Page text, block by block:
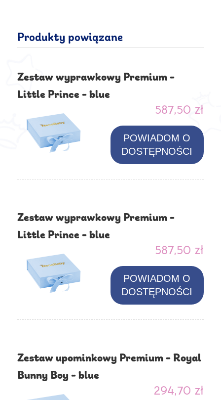
Produkty powiązane
Zestaw wyprawkowy Premium -
Little Prince - blue
587,50 zł
POWIADOM O
DOSTĘPNOŚCI
Zestaw wyprawkowy Premium -
Little Prince - blue
587,50 zł
POWIADOM O
DOSTĘPNOŚCI
Zestaw upominkowy Premium - Royal
Bunny Boy - blue
294,70 zł